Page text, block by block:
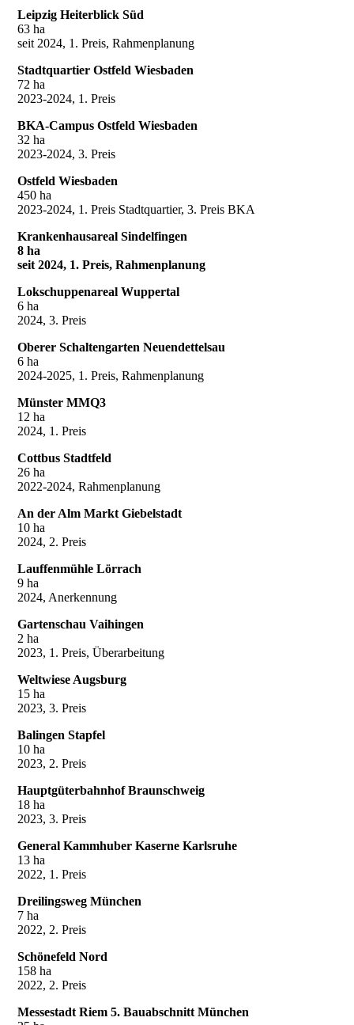
Leipzig Heiterblick Süd
63 ha
seit 2024, 1. Preis, Rahmenplanung
Stadtquartier Ostfeld Wiesbaden
72 ha
2023-2024, 1. Preis
BKA-Campus Ostfeld Wiesbaden
32 ha
2023-2024, 3. Preis
Ostfeld Wiesbaden
450 ha
2023-2024, 1. Preis Stadtquartier, 3. Preis BKA
Krankenhausareal Sindelfingen
8 ha
seit 2024, 1. Preis, Rahmenplanung
Lokschuppenareal Wuppertal
6 ha
2024, 3. Preis
Oberer Schaltengarten Neuendettelsau
6 ha
2024-2025, 1. Preis, Rahmenplanung
Münster MMQ3
12 ha
2024, 1. Preis
Cottbus Stadtfeld
26 ha
2022-2024, Rahmenplanung
An der Alm Markt Giebelstadt
10 ha
2024, 2. Preis
Lauffenmühle Lörrach
9 ha
2024, Anerkennung
Gartenschau Vaihingen
2 ha
2023, 1. Preis, Überarbeitung
Weltwiese Augsburg
15 ha
2023, 3. Preis
Balingen Stapfel
10 ha
2023, 2. Preis
Hauptgüterbahnhof Braunschweig
18 ha
2023, 3. Preis
General Kammhuber Kaserne Karlsruhe
13 ha
2022, 1. Preis
Dreilingsweg München
7 ha
2022, 2. Preis
Schönefeld Nord
158 ha
2022, 2. Preis
Messestadt Riem 5. Bauabschnitt München